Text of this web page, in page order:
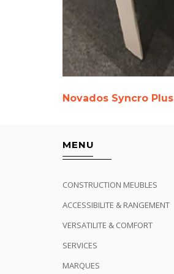
Novados Syncro Plus
MENU
CONSTRUCTION MEUBLES
ACCESSIBILITE & RANGEMENT
VERSATILITE & COMFORT
SERVICES
MARQUES